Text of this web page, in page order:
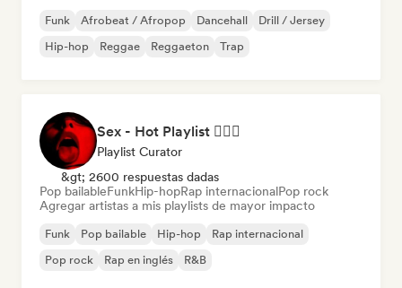
Funk Afrobeat / Afropop Dancehall
Drill / Jersey
Hip-hop
Reggae Reggaeton Trap
Sex - Hot Playlist ❤️‍🔥🔞
Playlist Curator
&gt; 2600 respuestas dadas
Pop bailableFunkHip-hopRap internacionalPop rock
Agregar artistas a mis playlists de mayor impacto
Funk Pop bailable Hip-hop
Rap internacional
Pop rock
Rap en inglés R&B